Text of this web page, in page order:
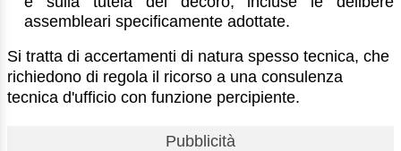
assembleari specificamente adottate.
Si tratta di accertamenti di natura spesso tecnica, che
richiedono di regola il ricorso a una consulenza
tecnica d'ufficio con funzione percipiente.
Pubblicità